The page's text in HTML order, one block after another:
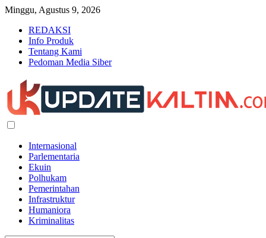
Minggu, Agustus 9, 2026
REDAKSI
Info Produk
Tentang Kami
Pedoman Media Siber
Internasional
Parlementaria
Ekuin
Polhukam
Pemerintahan
Infrastruktur
Humaniora
Kriminalitas